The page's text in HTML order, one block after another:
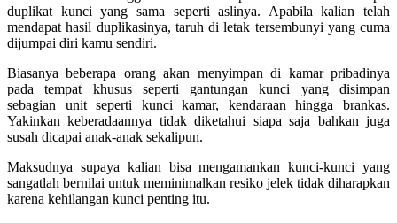
duplikat kunci yang sama seperti aslinya. Apabila kalian telah
mendapat hasil duplikasinya, taruh di letak tersembunyi yang cuma
dijumpai diri kamu sendiri.
Biasanya beberapa orang akan menyimpan di kamar pribadinya
pada tempat khusus seperti gantungan kunci yang disimpan
sebagian unit seperti kunci kamar, kendaraan hingga brankas.
Yakinkan keberadaannya tidak diketahui siapa saja bahkan juga
susah dicapai anak-anak sekalipun.
Maksudnya supaya kalian bisa mengamankan kunci-kunci yang
sangatlah bernilai untuk meminimalkan resiko jelek tidak diharapkan
karena kehilangan kunci penting itu.